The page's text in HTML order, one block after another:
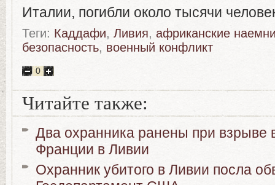
Италии, погибли около тысячи
Теги: Каддафи, Ливия, африканские
безопасность, военный конфликт
0
Читайте также:
Два охранника ранены при взрыве
Франции в Ливии
Охранник убитого в Ливии посла